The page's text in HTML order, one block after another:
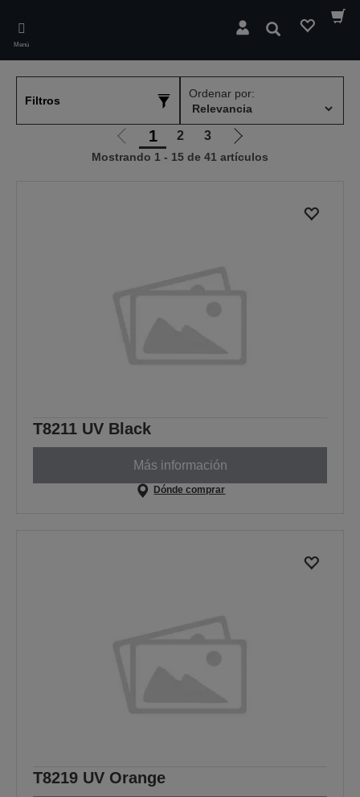
main
content
Menú
Buscar
Filtros
Ordenar por:
Ir
a
1 2 3
Ir
a
Mostrando 1 - 15 de 41 artículos
T8211 UV Black
Más información
Dónde comprar
T8219 UV Orange